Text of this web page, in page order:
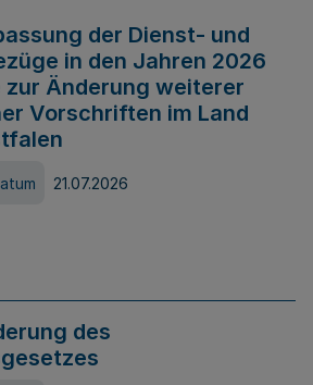
der Dienst- und
in den Jahren 2026
zur Änderung weiterer
Vorschriften im Land
21.07.2026
des